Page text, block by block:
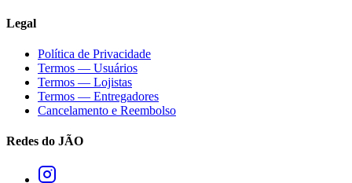
Legal
Política de Privacidade
Termos — Usuários
Termos — Lojistas
Termos — Entregadores
Cancelamento e Reembolso
Redes do JÃO